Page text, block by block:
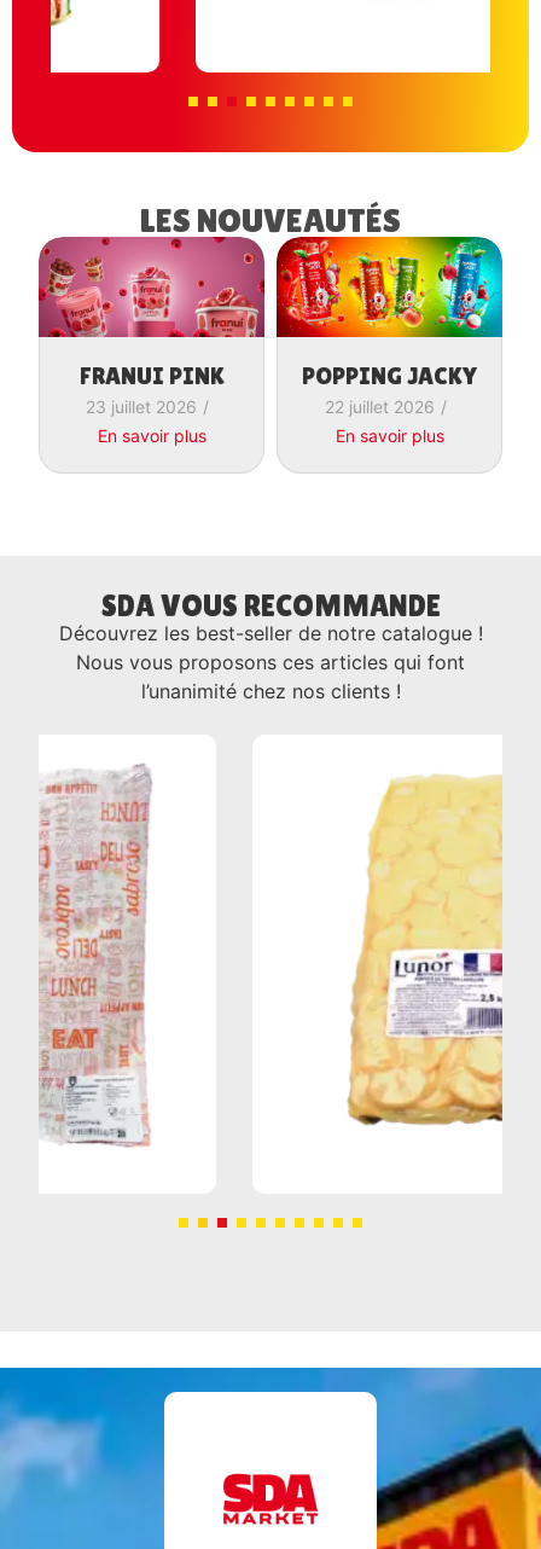
LES NOUVEAUTÉS
FRANUI PINK
23 juillet 2026 /
En savoir plus
POPPING JACKY
22 juillet 2026 /
En savoir plus
SDA VOUS RECOMMANDE
Découvrez les best-seller de notre catalogue !
Nous vous proposons ces articles qui font
l’unanimité chez nos clients !